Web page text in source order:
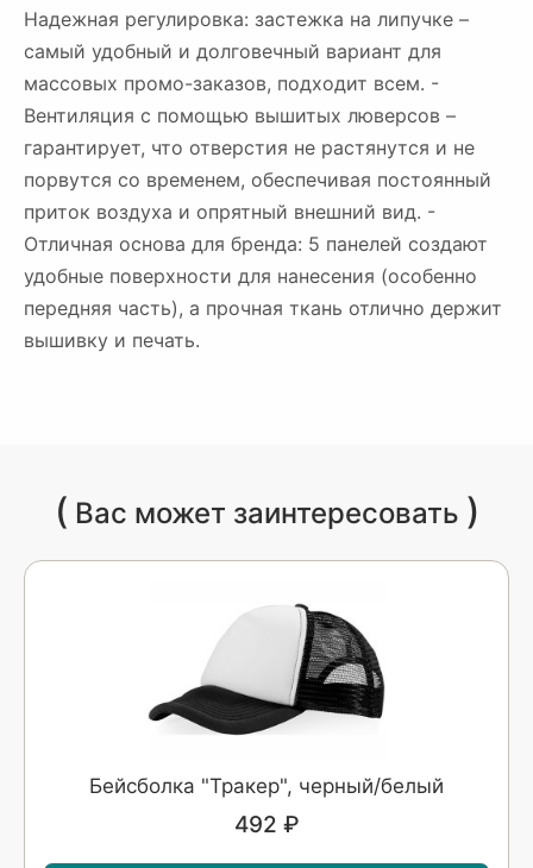
Надежная регулировка: застежка на липучке –
самый удобный и долговечный вариант для
массовых промо-заказов, подходит всем. -
Вентиляция с помощью вышитых люверсов –
гарантирует, что отверстия не растянутся и не
порвутся со временем, обеспечивая постоянный
приток воздуха и опрятный внешний вид. -
Отличная основа для бренда: 5 панелей создают
удобные поверхности для нанесения (особенно
передняя часть), а прочная ткань отлично держит
вышивку и печать.
( Вас может заинтересовать )
Бейсболка "Тракер", черный/белый
492 ₽